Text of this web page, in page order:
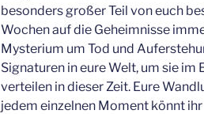
besonders großer Teil von euch
Wochen auf die Geheimnisse
Mysterium um Tod und
Signaturen in eure Welt, um sie
verteilen in dieser Zeit. Eure
jedem einzelnen Moment könnt